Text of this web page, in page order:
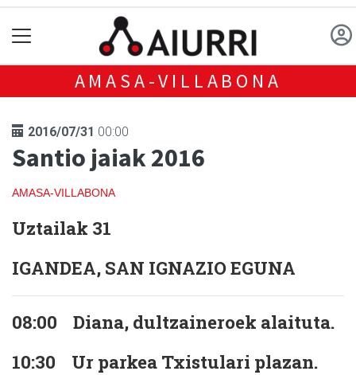
AMASA-VILLABONA
2016/07/31 00:00
Santio jaiak 2016
AMASA-VILLABONA
Uztailak 31
IGANDEA, SAN IGNAZIO EGUNA
08:00 Diana, dultzaineroek alaituta.
10:30
Ur parkea Txistulari plazan.